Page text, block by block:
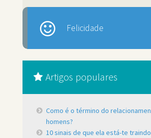
Felicidade
Artigos populares
Como é o término do
homens?
10 sinais de que ela está-te traindo